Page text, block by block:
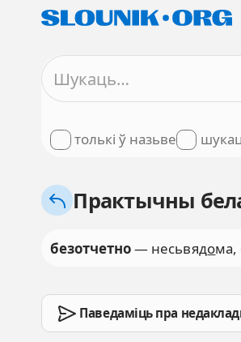
толькі ў назьве
Практычны
безотчетно— несьвядома,
Паведаміць пра